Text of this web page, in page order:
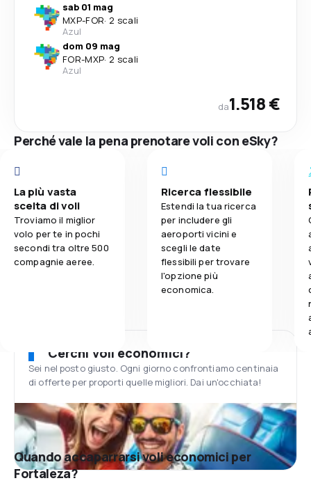
sab 01 mag
MXP-FOR· 2 scali
Azul
dom 09 mag
FOR-MXP· 2 scali
Azul
da1.518 €
Perché vale la pena prenotare voli con eSky?
La più vasta
scelta di voli
Troviamo il miglior
volo per te in pochi
secondi tra oltre 500
compagnie aeree.
Ricerca flessibile
Estendi la tua ricerca
per includere gli
aeroporti vicini e
scegli le date
flessibili per trovare
l'opzione più
economica.
Cerchi voli economici?
Sei nel posto giusto. Ogni giorno confrontiamo centinaia
di offerte per proporti quelle migliori. Dai un'occhiata!
Quando accaparrarsi voli economici per
Fortaleza?